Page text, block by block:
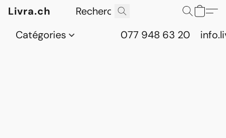
Livra.ch
Catégories
077 948 63 20